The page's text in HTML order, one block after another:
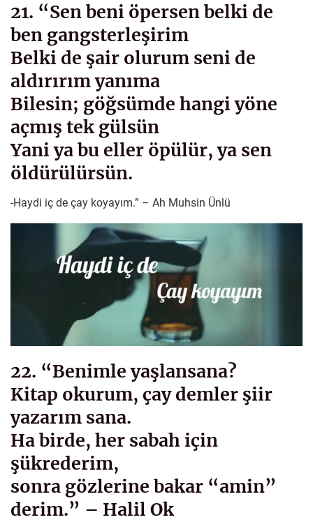
21. “Sen beni öpersen belki de
ben gangsterleşirim
Belki de şair olurum seni de
aldırırım yanıma
Bilesin; göğsümde hangi yöne
açmış tek gülsün
Yani ya bu eller öpülür, ya sen
öldürülürsün.
-Haydi iç de çay koyayım.” – Ah Muhsin Ünlü
22. “Benimle yaşlansana?
Kitap okurum, çay demler şiir
yazarım sana.
Ha birde, her sabah için
şükrederim,
sonra gözlerine bakar “amin”
derim.” – Halil Ok